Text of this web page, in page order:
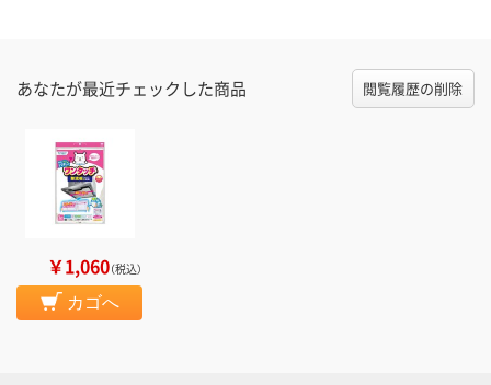
あなたが最近チェックした商品 閲覧履歴の削除
￥1,060（税込）
カゴへ